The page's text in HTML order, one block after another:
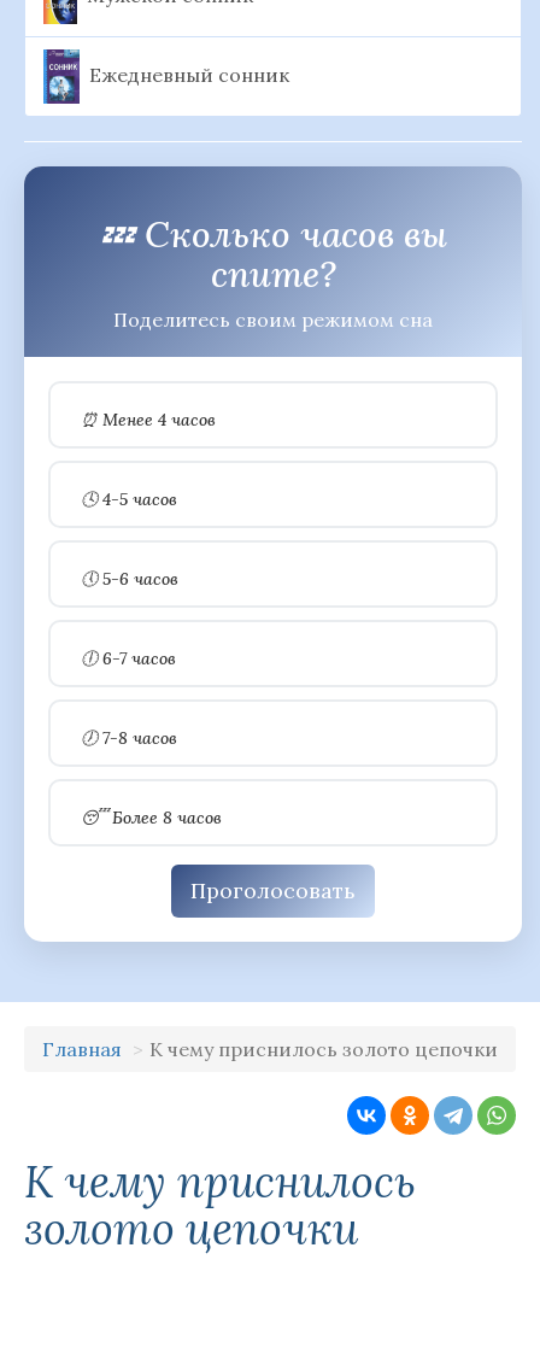
Ежедневный сонник
💤 Сколько часов вы
спите?
Поделитесь своим режимом сна
⏰ Менее 4 часов
🕓 4-5 часов
🕔 5-6 часов
🕕 6-7 часов
🕖 7-8 часов
😴 Более 8 часов
Проголосовать
Главная К чему приснилось золото цепочки
К чему приснилось
золото цепочки